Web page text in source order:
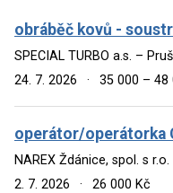
obráběč kovů -
SPECIAL TURBO a.s. –
24. 7. 2026
· 35 000 – 48
operátor/operátorka
NAREX Ždánice, spol. s
2. 7. 2026
· 26 000 Kč